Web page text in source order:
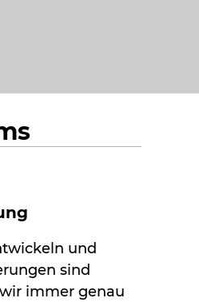
und
sind
immer genau